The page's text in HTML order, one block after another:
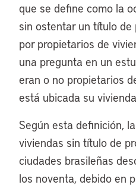
que se define como la
sin ostentar un título de
por propietarios de
una pregunta en un
eran o no propietarios
está ubicada su
Según esta definición,
viviendas sin título de
ciudades brasileñas
los noventa, debido en